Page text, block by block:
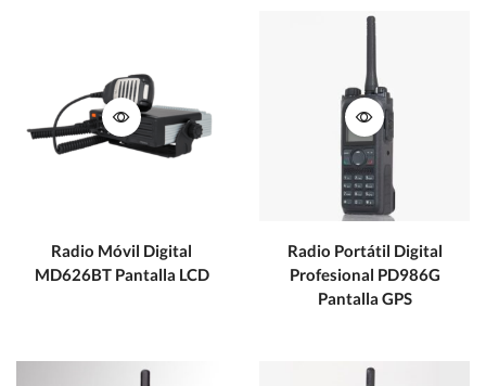
Radio Móvil Digital
MD626BT Pantalla LCD
Radio Portátil Digital
Profesional PD986G
Pantalla GPS